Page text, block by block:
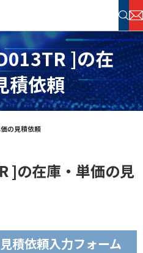
部品 在庫検索]の在
積依頼
の見積依頼
]の在庫・単価の見
積依頼入力フォーム